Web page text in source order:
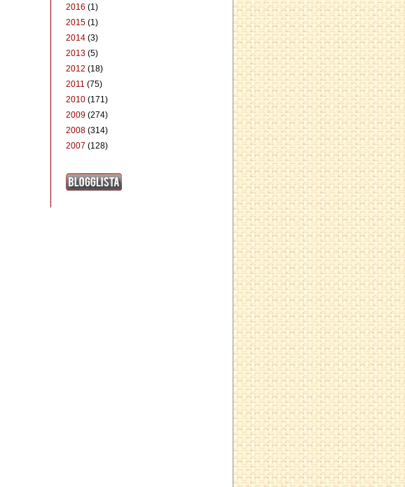
2016 (1)
2015 (1)
2014 (3)
2013 (5)
2012 (18)
2011 (75)
2010 (171)
2009 (274)
2008 (314)
2007 (128)